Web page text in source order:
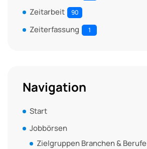
Zeitarbeit 90
Zeiterfassung 1
Navigation
Start
Jobbörsen
Zielgruppen Branchen & Berufe